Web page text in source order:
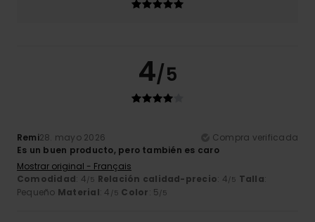
4/5
Remi28. mayo 2026
Compra verificada
Es un buen producto, pero también es caro
Mostrar original - Français
Comodidad: 4/5 Relación calidad-precio: 4/5 Talla:
Pequeño Material: 4 /5 Color: 5/5